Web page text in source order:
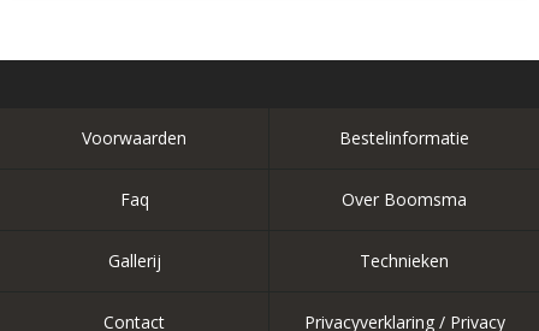
Voorwaarden Bestelinformatie
Faq Over Boomsma
Gallerij Technieken
Contact Privacyverklaring / Privacy